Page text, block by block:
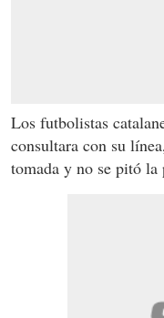
Los futbolistas
consultara con su
tomada y no se pitó la